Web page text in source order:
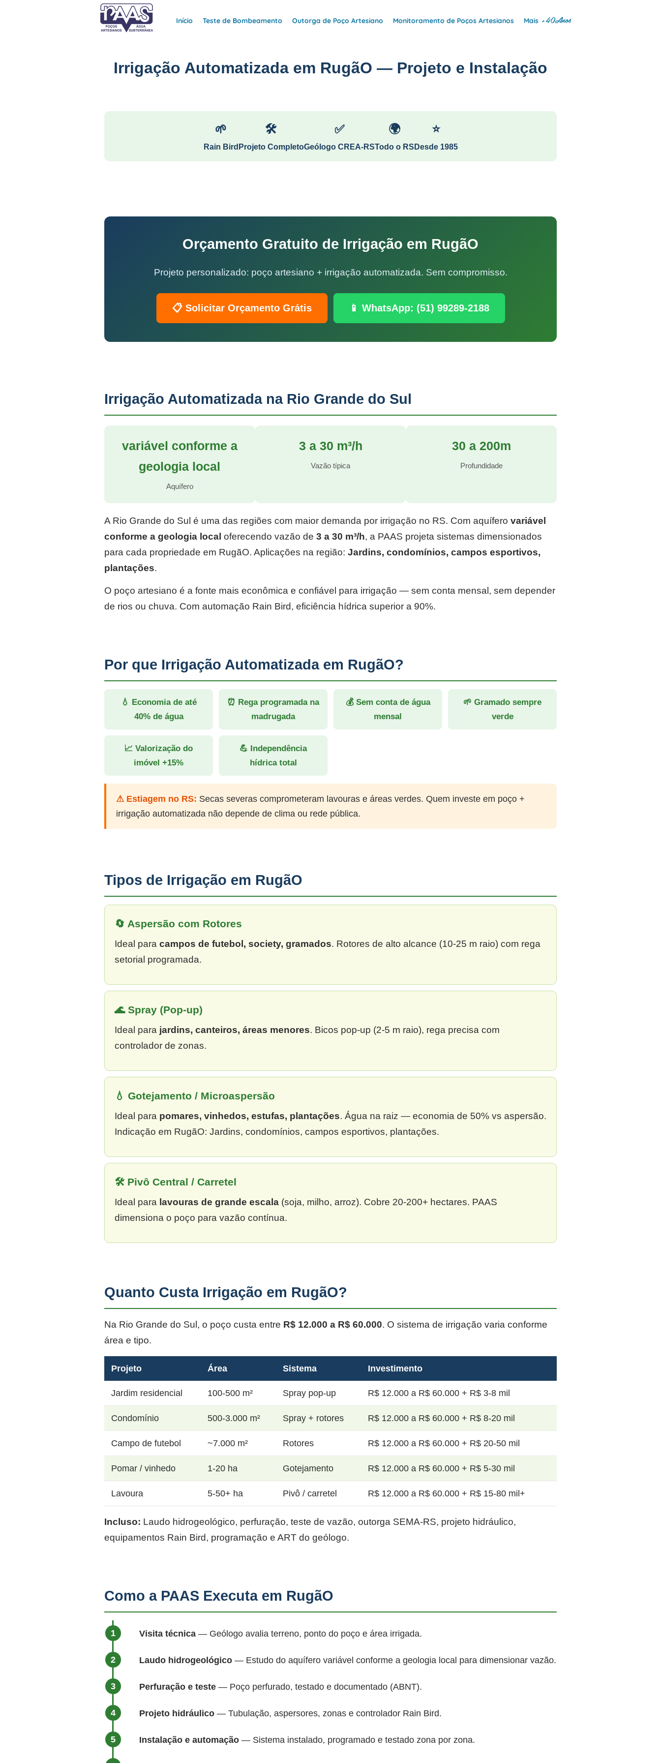
Início Teste de Bombeamento Outorga de Poço Artesiano Monitoramento de Poços Artesianos Mais +40Anos
Irrigação Automatizada em RugãO — Projeto e Instalação
🌱
Rain Bird
🛠
Projeto Completo
✅
Geólogo CREA-RS
🌍
Todo o RS
⭐
Desde 1985
Orçamento Gratuito de Irrigação em RugãO
Projeto personalizado: poço artesiano + irrigação automatizada. Sem compromisso.
📋 Solicitar Orçamento Grátis 📱 WhatsApp: (51) 99289-2188
Irrigação Automatizada na Rio Grande do Sul
variável conforme a
geologia local
Aquífero
3 a 30 m³/h
Vazão típica
30 a 200m
Profundidade
A Rio Grande do Sul é uma das regiões com maior demanda por irrigação no RS. Com aquífero variável
conforme a geologia local oferecendo vazão de 3 a 30 m³/h, a PAAS projeta sistemas dimensionados
para cada propriedade em RugãO. Aplicações na região: Jardins, condomínios, campos esportivos,
plantações.
O poço artesiano é a fonte mais econômica e confiável para irrigação — sem conta mensal, sem depender
de rios ou chuva. Com automação Rain Bird, eficiência hídrica superior a 90%.
Por que Irrigação Automatizada em RugãO?
💧 Economia de até
40% de água
⏰ Rega programada na
madrugada
💰 Sem conta de água
mensal
🌱 Gramado sempre
verde
📈 Valorização do
imóvel +15%
💪 Independência
hídrica total
⚠ Estiagem no RS: Secas severas comprometeram lavouras e áreas verdes. Quem investe em poço +
irrigação automatizada não depende de clima ou rede pública.
Tipos de Irrigação em RugãO
🔄 Aspersão com Rotores
Ideal para campos de futebol, society, gramados. Rotores de alto alcance (10-25 m raio) com rega
setorial programada.
🌊 Spray (Pop-up)
Ideal para jardins, canteiros, áreas menores. Bicos pop-up (2-5 m raio), rega precisa com
controlador de zonas.
💧 Gotejamento / Microaspersão
Ideal para pomares, vinhedos, estufas, plantações. Água na raiz — economia de 50% vs aspersão.
Indicação em RugãO: Jardins, condomínios, campos esportivos, plantações.
🛠 Pivô Central / Carretel
Ideal para lavouras de grande escala (soja, milho, arroz). Cobre 20-200+ hectares. PAAS
dimensiona o poço para vazão contínua.
Quanto Custa Irrigação em RugãO?
Na Rio Grande do Sul, o poço custa entre R$ 12.000 a R$ 60.000. O sistema de irrigação varia conforme
área e tipo.
Projeto Área Sistema Investimento
Jardim residencial 100-500 m² Spray pop-up R$ 12.000 a R$ 60.000 + R$ 3-8 mil
Condomínio 500-3.000 m² Spray + rotores R$ 12.000 a R$ 60.000 + R$ 8-20 mil
Campo de futebol ~7.000 m² Rotores R$ 12.000 a R$ 60.000 + R$ 20-50 mil
Pomar / vinhedo 1-20 ha Gotejamento R$ 12.000 a R$ 60.000 + R$ 5-30 mil
Lavoura 5-50+ ha Pivô / carretel R$ 12.000 a R$ 60.000 + R$ 15-80 mil+
Incluso: Laudo hidrogeológico, perfuração, teste de vazão, outorga SEMA-RS, projeto hidráulico,
equipamentos Rain Bird, programação e ART do geólogo.
Como a PAAS Executa em RugãO
Visita técnica — Geólogo avalia terreno, ponto do poço e área irrigada.
Laudo hidrogeológico — Estudo do aquífero variável conforme a geologia local para dimensionar vazão.
Perfuração e teste — Poço perfurado, testado e documentado (ABNT).
Projeto hidráulico — Tubulação, aspersores, zonas e controlador Rain Bird.
Instalação e automação — Sistema instalado, programado e testado zona por zona.